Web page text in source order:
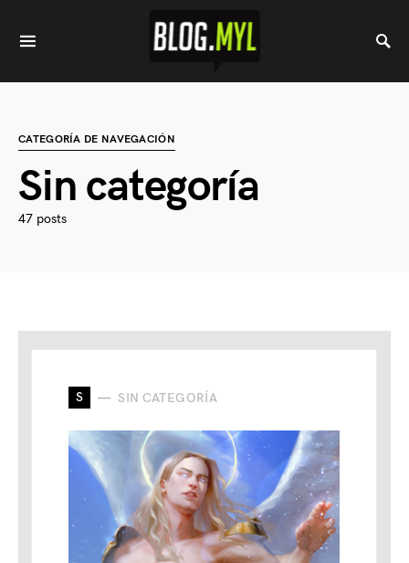
CATEGORÍA DE NAVEGACIÓN
Sin categoría
47 posts
S SIN CATEGORÍA